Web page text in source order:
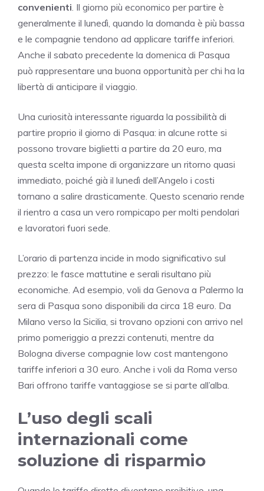
convenienti . Il giorno più economico per partire è
generalmente il lunedì, quando la domanda è più bassa
e le compagnie tendono ad applicare tariffe inferiori.
Anche il sabato precedente la domenica di Pasqua
può rappresentare una buona opportunità per chi ha la
libertà di anticipare il viaggio.
Una curiosità interessante riguarda la possibilità di
partire proprio il giorno di Pasqua: in alcune rotte si
possono trovare biglietti a partire da 20 euro, ma
questa scelta impone di organizzare un ritorno quasi
immediato, poiché già il lunedì dell’Angelo i costi
tornano a salire drasticamente. Questo scenario rende
il rientro a casa un vero rompicapo per molti pendolari
e lavoratori fuori sede.
L’orario di partenza incide in modo significativo sul
prezzo: le fasce mattutine e serali risultano più
economiche. Ad esempio, voli da Genova a Palermo la
sera di Pasqua sono disponibili da circa 18 euro. Da
Milano verso la Sicilia, si trovano opzioni con arrivo nel
primo pomeriggio a prezzi contenuti, mentre da
Bologna diverse compagnie low cost mantengono
tariffe inferiori a 30 euro. Anche i voli da Roma verso
Bari offrono tariffe vantaggiose se si parte all’alba.
L’uso degli scali
internazionali come
soluzione di risparmio